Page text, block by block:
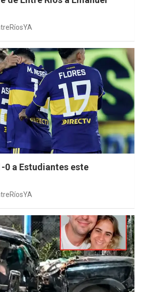
0 a Estudiantes este